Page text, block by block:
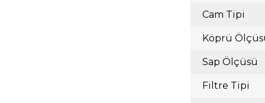
Cam Tipi
Köprü
Sap Ölçüsü
Filtre Tipi